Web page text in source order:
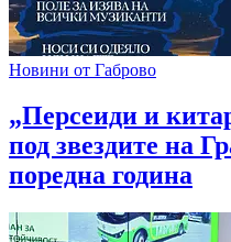
Новини от Габрово
„Персеиди и
под звездите на
поредна година